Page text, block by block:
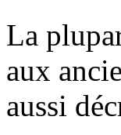
La
aux
aussi